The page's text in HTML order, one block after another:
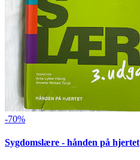
-70%
Sygdomslære - hånden på hjertet